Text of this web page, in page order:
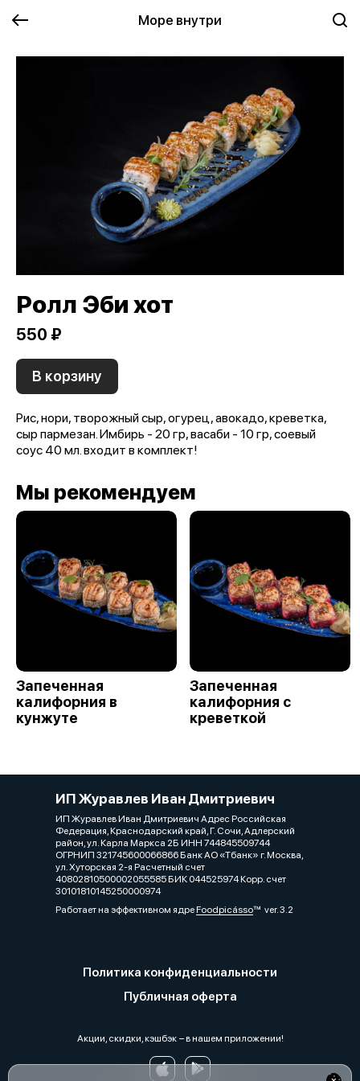
Море внутри
Ролл Эби хот
550 ₽
В корзину
Рис, нори, творожный сыр, огурец, авокадо, креветка,
сыр пармезан. Имбирь - 20 гр, васаби - 10 гр, соевый
соус 40 мл. входит в комплект!
Мы рекомендуем
Запеченная
калифорния в
кунжуте
Запеченная
калифорния с
креветкой
ИП Журавлев Иван Дмитриевич
ИП Журавлев Иван Дмитриевич Адрес Российская
Федерация, Краснодарский край, Г. Сочи, Адлерский
район, ул. Карла Маркса 2Б ИНН 744845509744
ОГРНИП 321745600066866 Банк АО «Тбанк» г. Москва,
ул. Хуторская 2-я Расчетный счет
40802810500002055585 БИК 044525974 Корр. счет
30101810145250000974
Работает на эффективном ядреFoodpicássover. 3.2
Политика конфиденциальности
Публичная оферта
Акции, скидки, кэшбэк − в нашем приложении!